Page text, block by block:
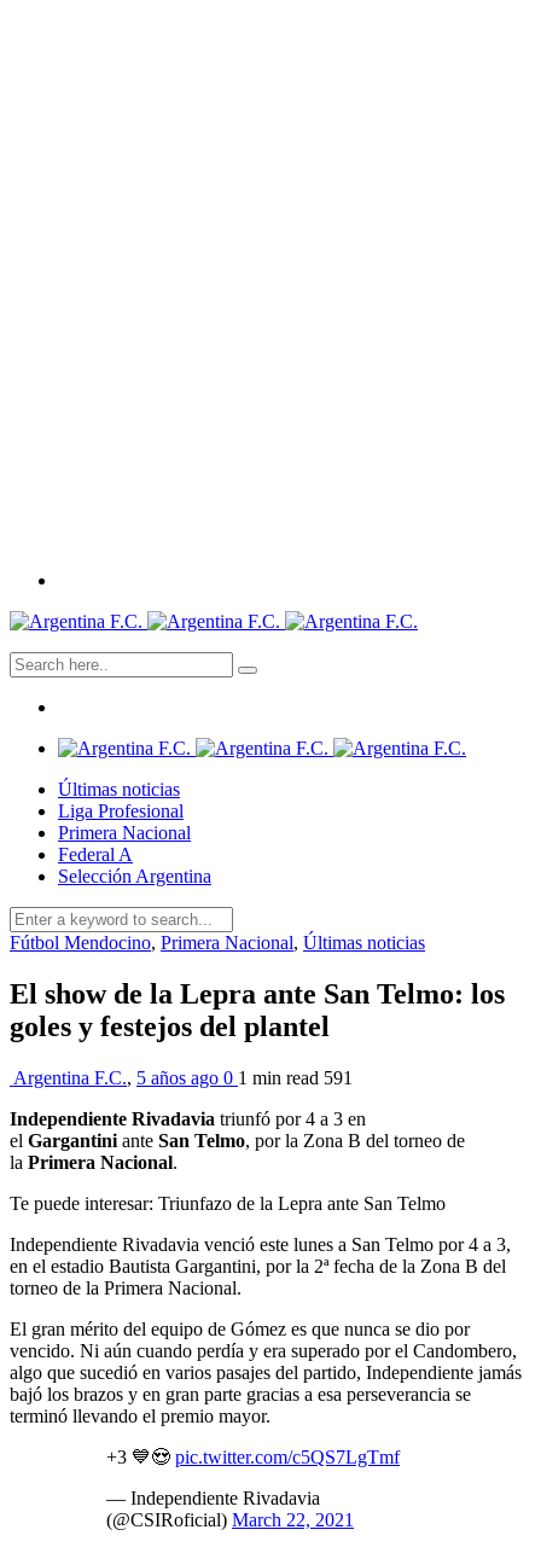
Últimas noticias
Liga Profesional
Primera Nacional
Federal A
Selección Argentina
Fútbol Mendocino, Primera Nacional, Últimas noticias
El show de la Lepra ante San Telmo: los
goles y festejos del plantel
Argentina F.C., 5 años ago 0 1 min read 591
Independiente Rivadavia triunfó por 4 a 3 en
el Gargantini ante San Telmo, por la Zona B del torneo de
la Primera Nacional.
Te puede interesar: Triunfazo de la Lepra ante San Telmo
Independiente Rivadavia venció este lunes a San Telmo por 4 a 3,
en el estadio Bautista Gargantini, por la 2ª fecha de la Zona B del
torneo de la Primera Nacional.
El gran mérito del equipo de Gómez es que nunca se dio por
vencido. Ni aún cuando perdía y era superado por el Candombero,
algo que sucedió en varios pasajes del partido, Independiente jamás
bajó los brazos y en gran parte gracias a esa perseverancia se
terminó llevando el premio mayor.
+3 💙😍 pic.twitter.com/c5QS7LgTmf
— Independiente Rivadavia
(@CSIRoficial) March 22, 2021